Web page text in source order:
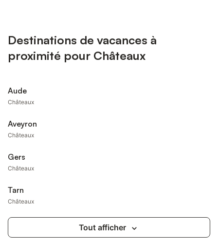
Destinations de vacances à
proximité pour Châteaux
Aude
Châteaux
Aveyron
Châteaux
Gers
Châteaux
Tarn
Châteaux
Tout afficher